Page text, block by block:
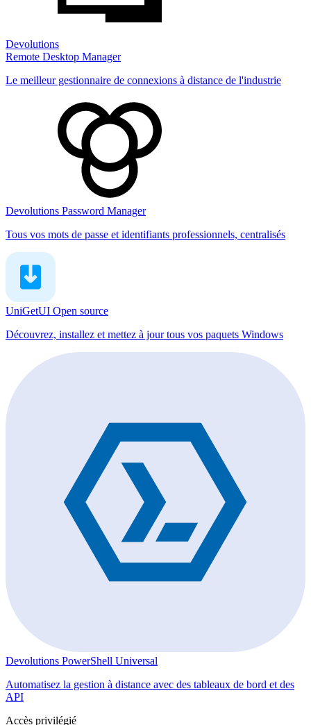
Devolutions
Remote Desktop Manager
Le meilleur gestionnaire de connexions à distance de l'industrie
Devolutions Password Manager
Tous vos mots de passe et identifiants professionnels, centralisés
UniGetUI Open source
Découvrez, installez et mettez à jour tous vos paquets Windows
Devolutions PowerShell Universal
Automatisez la gestion à distance avec des tableaux de bord et des
API
Accès privilégié